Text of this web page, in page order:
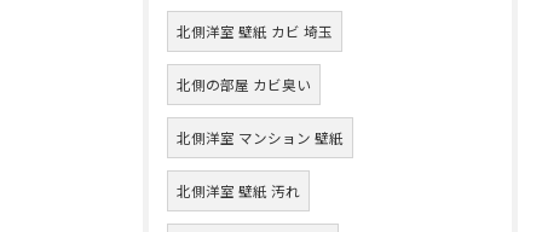
北側洋室 壁紙 カビ 埼玉
北側の部屋 カビ臭い
北側洋室 マンション 壁紙
北側洋室 壁紙 汚れ